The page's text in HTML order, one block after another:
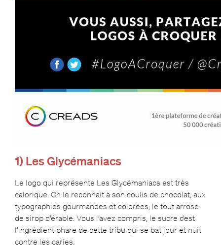
1) Les Glycémaniacs
Le logo qui représente Les Glycémaniacs est très
calorique. On le reconnait à son coulis de chocolat, aux
typographies gourmandes et colorées, le tout arrosé
de sirop d’érable. Vous l’avez compris, le sucre c’est
l’ingrédient phare de cette tribu qui se bat jour et nuit
contre les caries.